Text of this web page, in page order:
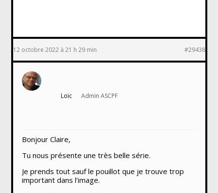
12 octobre 2022 à 21 h 29 min #29438
Loïc Admin ASCPF
Bonjour Claire,
Tu nous présente une très belle série.
Je prends tout sauf le pouillot que je trouve trop
important dans l’image.